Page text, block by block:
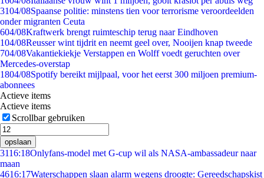
3104/08Spaanse politie: minstens tien voor terrorisme veroordeelden
onder migranten Ceuta
604/08Kraftwerk brengt ruimteschip terug naar Eindhoven
104/08Reusser wint tijdrit en neemt geel over, Nooijen knap tweede
704/08Vakantiekiekje Verstappen en Wolff voedt geruchten over
Mercedes-overstap
1804/08Spotify bereikt mijlpaal, voor het eerst 300 miljoen premium-
abonnees
Actieve items
Actieve items
Scrollbar gebruiken
opslaan
3116:18Onlyfans-model met G-cup wil als NASA-ambassadeur naar
maan
4616:17Waterschappen slaan alarm wegens droogte: Gereedschapskist